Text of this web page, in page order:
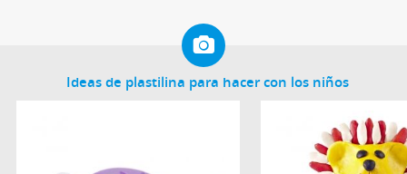
Ideas de plastilina para hacer con los niños